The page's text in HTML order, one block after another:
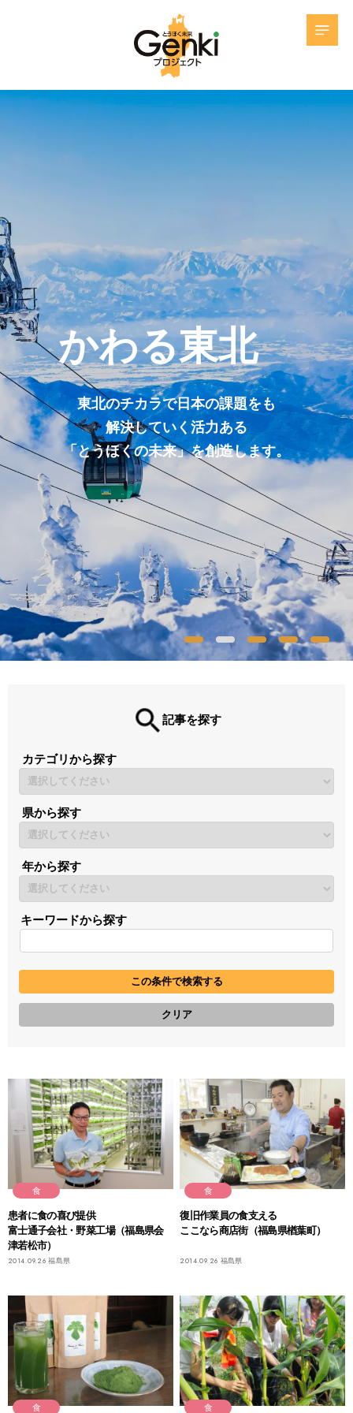
かわる東北
東北のチカラで日本の課題をも
解決していく活力ある
「とうほくの未来」を創造します。
記事を探す
カテゴリから探す
県から探す
年から探す
キーワードから探す
食
患者に食の喜び提供
富士通子会社・野菜工場（福島県会
津若松市）
2014.09.26 福島県
食
復旧作業員の食支える
ここなら商店街（福島県楢葉町）
2014.09.26 福島県
食 食